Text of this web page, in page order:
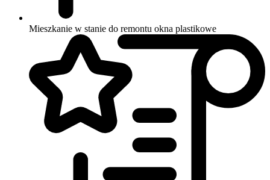
Mieszkanie w stanie do remontu okna plastikowe